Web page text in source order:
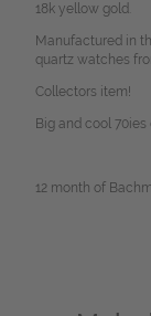
18k yellow gold.
Manufactured in
quartz watches
Collectors item!
Big and cool
12 month of